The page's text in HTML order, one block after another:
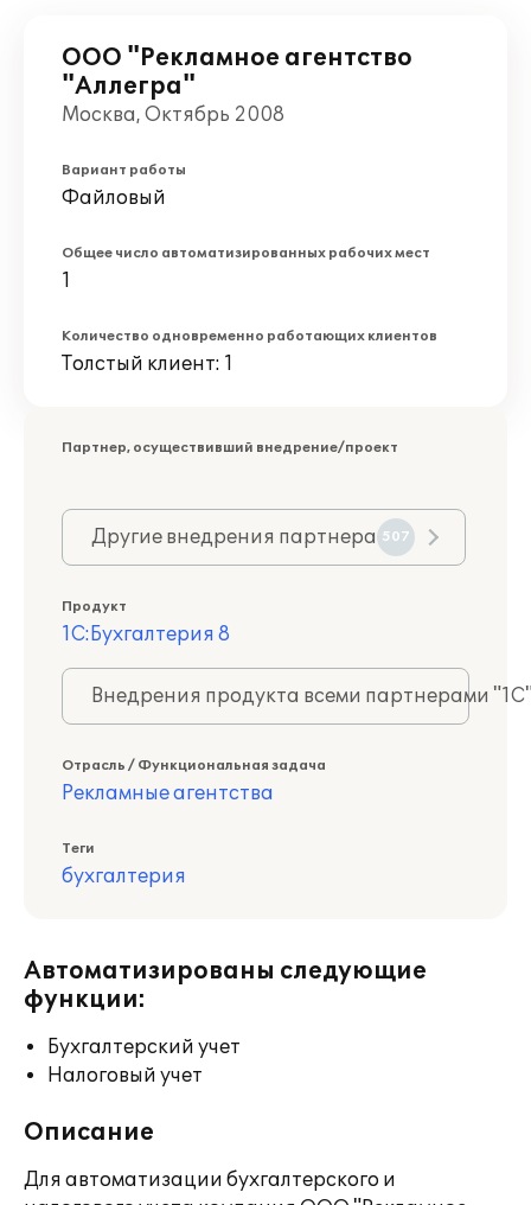
ООО "Рекламное агентство
"Аллегра"
Москва, Октябрь 2008
Вариант работы
Файловый
Общее число автоматизированных рабочих мест
1
Количество одновременно работающих клиентов
Толстый клиент: 1
Партнер, осуществивший внедрение/проект
Другие внедрения партнера 507
Продукт
1С:Бухгалтерия 8
Внедрения продукта всеми партнерами
Отрасль / Функциональная задача
Рекламные агентства
Теги
бухгалтерия
Автоматизированы следующие
функции:
Бухгалтерский учет
Налоговый учет
Описание
Для автоматизации бухгалтерского и